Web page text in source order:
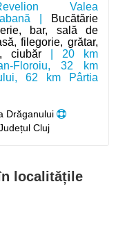
Valea
|
Bucătărie
bar, sală de
filegorie, grătar,
ciubăr | 20 km
Floroiu, 32 km
62 km Pârtia
Drăganului
Cluj
localitățile